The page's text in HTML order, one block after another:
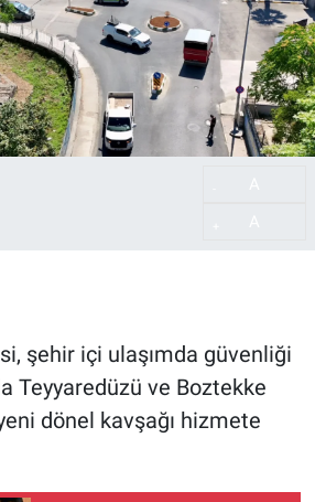
şehir içi ulaşımda güvenliği
Teyyaredüzü ve Boztekke
dönel kavşağı hizmete